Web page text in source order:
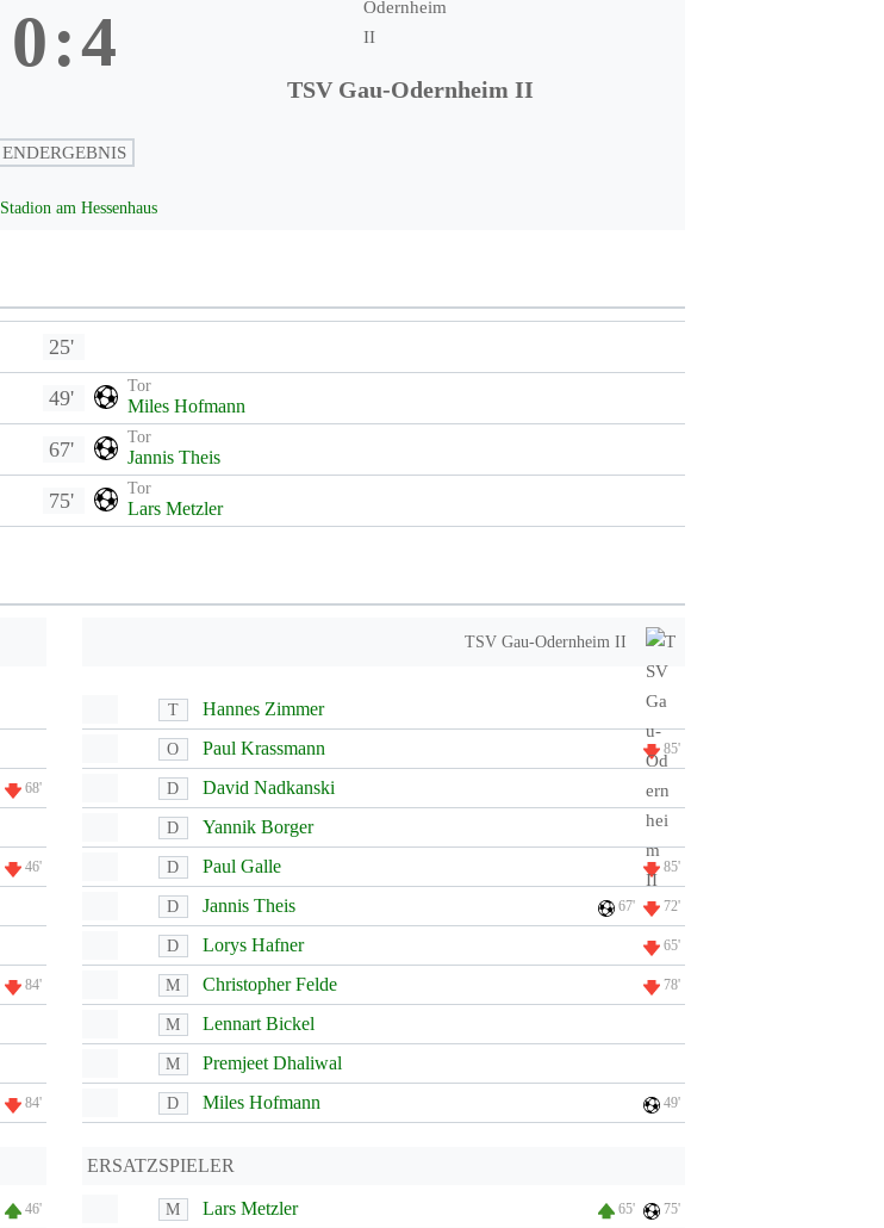
0:4
TSV Gau-Odernheim II
ENDERGEBNIS
Stadion am Hessenhaus
25'
49'
Tor
Miles Hofmann
67'
Tor
Jannis Theis
75'
Tor
Lars Metzler
68'
46'
84'
84'
46'
TSV Gau-Odernheim II
T Hannes Zimmer
O Paul Krassmann 85'
D David Nadkanski
D Yannik Borger
D Paul Galle 85'
D Jannis Theis 67' 72'
D Lorys Hafner 65'
M Christopher Felde 78'
M Lennart Bickel
M Premjeet Dhaliwal
D Miles Hofmann 49'
ERSATZSPIELER
M Lars Metzler 65' 75'